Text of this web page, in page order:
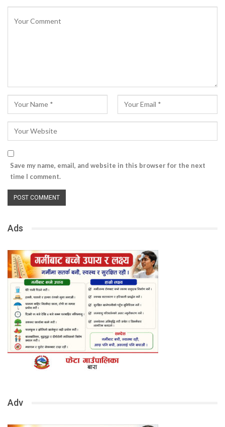
Save my name, email, and website in this browser for the next
time I comment.
Ads
Adv